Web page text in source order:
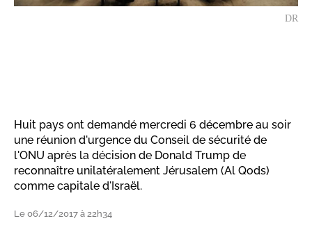
DR
Huit pays ont demandé mercredi 6 décembre au soir
une réunion d'urgence du Conseil de sécurité de
l'ONU après la décision de Donald Trump de
reconnaître unilatéralement Jérusalem (Al Qods)
comme capitale d'Israël.
Le 06/12/2017 à 22h34